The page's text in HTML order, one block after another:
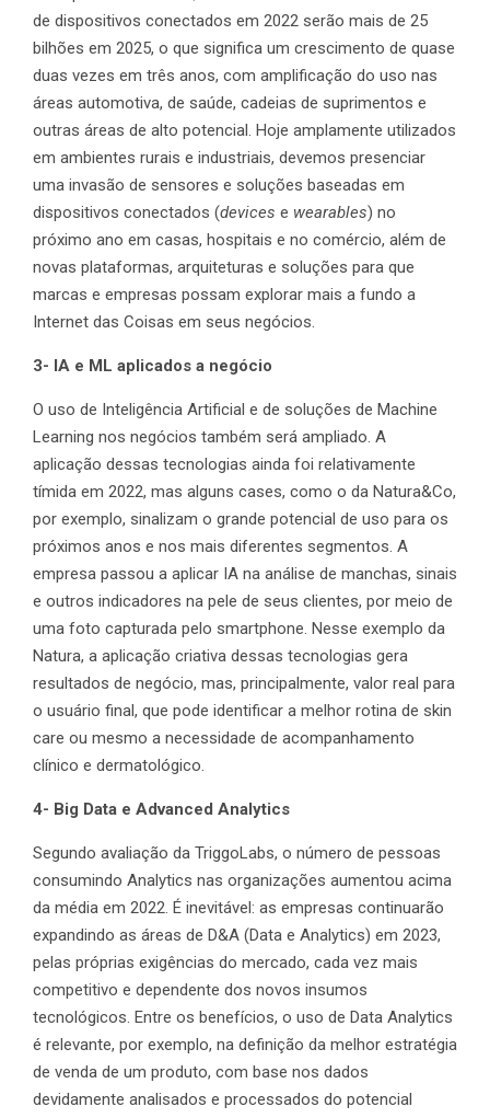
de dispositivos conectados em 2022 serão mais de 25
bilhões em 2025, o que significa um crescimento de quase
duas vezes em três anos, com amplificação do uso nas
áreas automotiva, de saúde, cadeias de suprimentos e
outras áreas de alto potencial. Hoje amplamente utilizados
em ambientes rurais e industriais, devemos presenciar
uma invasão de sensores e soluções baseadas em
dispositivos conectados (devices e wearables) no
próximo ano em casas, hospitais e no comércio, além de
novas plataformas, arquiteturas e soluções para que
marcas e empresas possam explorar mais a fundo a
Internet das Coisas em seus negócios.
3- IA e ML aplicados a negócio
O uso de Inteligência Artificial e de soluções de Machine
Learning nos negócios também será ampliado. A
aplicação dessas tecnologias ainda foi relativamente
tímida em 2022, mas alguns cases, como o da Natura&Co,
por exemplo, sinalizam o grande potencial de uso para os
próximos anos e nos mais diferentes segmentos. A
empresa passou a aplicar IA na análise de manchas, sinais
e outros indicadores na pele de seus clientes, por meio de
uma foto capturada pelo smartphone. Nesse exemplo da
Natura, a aplicação criativa dessas tecnologias gera
resultados de negócio, mas, principalmente, valor real para
o usuário final, que pode identificar a melhor rotina de skin
care ou mesmo a necessidade de acompanhamento
clínico e dermatológico.
4- Big Data e Advanced Analytics
Segundo avaliação da TriggoLabs, o número de pessoas
consumindo Analytics nas organizações aumentou acima
da média em 2022. É inevitável: as empresas continuarão
expandindo as áreas de D&A (Data e Analytics) em 2023,
pelas próprias exigências do mercado, cada vez mais
competitivo e dependente dos novos insumos
tecnológicos. Entre os benefícios, o uso de Data Analytics
é relevante, por exemplo, na definição da melhor estratégia
de venda de um produto, com base nos dados
devidamente analisados e processados do potencial